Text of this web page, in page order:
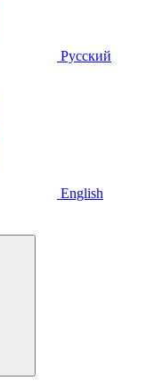
Русский
English